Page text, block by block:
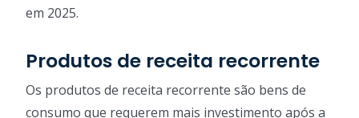
em 2025.
Produtos de receita recorrente
Os produtos de receita recorrente são bens de
consumo que requerem mais investimento após a